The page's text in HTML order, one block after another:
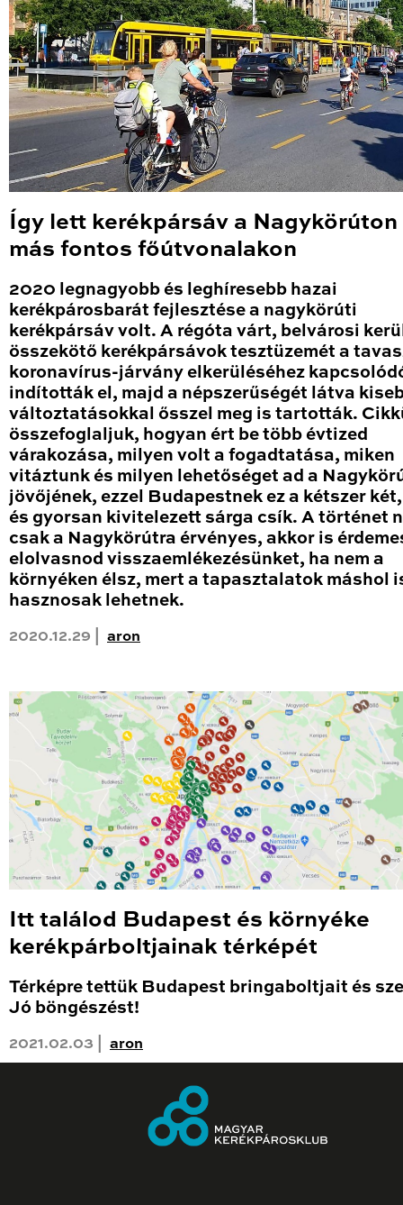
Így lett kerékpársáv a Nagykörúton
más fontos főútvonalakon
2020 legnagyobb és leghíresebb hazai
kerékpárosbarát fejlesztése a nagykörúti
kerékpársáv volt. A régóta várt, belvárosi
összekötő kerékpársávok tesztüzemét a
koronavírus-járvány elkerüléséhez
indították el, majd a népszerűségét látva
változtatásokkal ősszel meg is tartották.
összefoglaljuk, hogyan ért be több évtized
várakozása, milyen volt a fogadtatása, miken
vitáztunk és milyen lehetőséget ad a
jövőjének, ezzel Budapestnek ez a kétszer
és gyorsan kivitelezett sárga csík. A történet
csak a Nagykörútra érvényes, akkor is
elolvasnod visszaemlékezésünket, ha nem a
környéken élsz, mert a tapasztalatok máshol
hasznosak lehetnek.
2020.12.29 | aron
Itt találod Budapest és környéke
kerékpárboltjainak térképét
Térképre tettük Budapest bringaboltjait és
Jó böngészést!
2021.02.03 | aron